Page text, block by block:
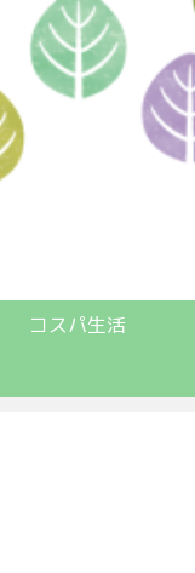
コスパ生活